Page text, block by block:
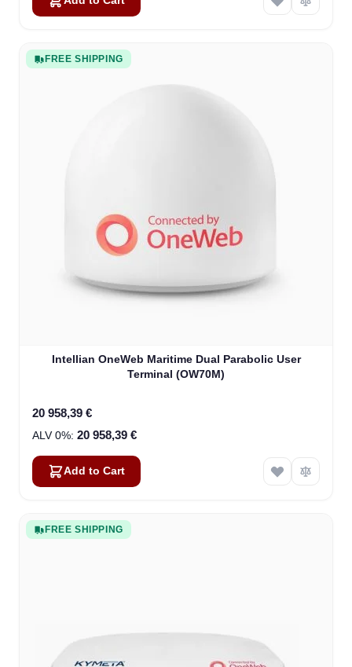
FREE SHIPPING
Intellian OneWeb Maritime Dual Parabolic User
Terminal (OW70M)
20 958,39 €
20 958,39 €
Add to Cart
FREE SHIPPING